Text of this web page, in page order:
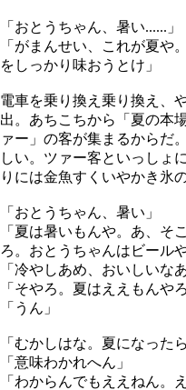
「おとうちゃん、暑い......」
「がまんせい、これが夏や
をしっかり味おうとけ」
電車を乗り換え乗り換え、
出。あちこちから「夏の本
ァー」の客が集まるからだ
しい。ツァー客といっしょ
りには金魚すくいやかき氷
「おとうちゃん、暑い」
「夏は暑いもんや。あ、そ
ろ。おとうちゃんはビール
「冷やしあめ、おいしいなあ
「そやろ。夏はええもんや
「うん」
「むかしはな。夏になった
「意味わかれへん」
「わからんでもええねん。